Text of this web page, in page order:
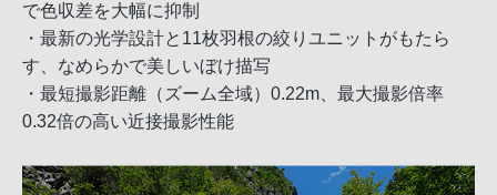
で色収差を大幅に抑制
・最新の光学設計と11枚羽根の絞りユニットがもたら
す、なめらかで美しいぼけ描写
・最短撮影距離（ズーム全域）0.22m、最大撮影倍率
0.32倍の高い近接撮影性能